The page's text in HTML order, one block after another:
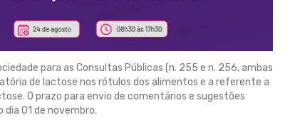
para as Consultas Públicas (n. 255 e n. 256, ambas
de lactose nos rótulos dos alimentos e a referente a
O prazo para envio de comentários e sugestões
dia 01 de novembro.